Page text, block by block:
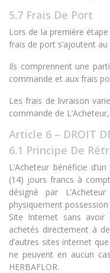
5.7 Frais De Port
Lors de la première
frais de port s’ajoutent
Ils comprennent une
commande et aux frais
Les frais de livraison
commande de
Article 6 – DROIT
6.1 Principe De
L’Acheteur bénéficie
(14) jours francs à
désigné par
physiquement
Site Internet sans
achetés directement à
d’autres sites internet
ne peuvent en aucun
HERBAFLOR.